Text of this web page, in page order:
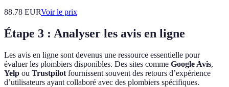
88.78 EURVoir le prix
Étape 3 : Analyser les avis en ligne
Les avis en ligne sont devenus une ressource essentielle pour
évaluer les plombiers disponibles. Des sites comme Google Avis,
Yelp ou Trustpilot fournissent souvent des retours d’expérience
d’utilisateurs ayant collaboré avec des plombiers spécifiques.